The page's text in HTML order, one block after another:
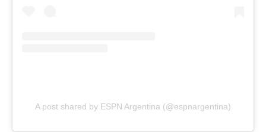
A post shared by ESPN Argentina (@espnargentina)